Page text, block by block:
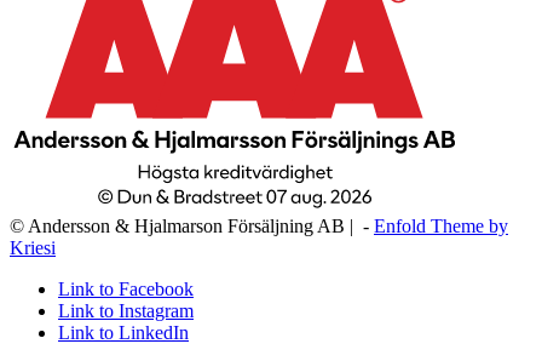
© Andersson & Hjalmarson Försäljning AB | - Enfold Theme by
Kriesi
Link to Facebook
Link to Instagram
Link to LinkedIn